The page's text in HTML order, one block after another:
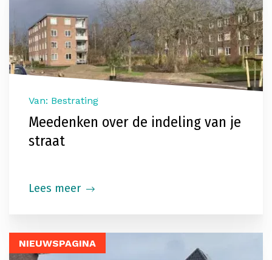
Van: Bestrating
Meedenken over de indeling van je
straat
Lees meer
NIEUWSPAGINA